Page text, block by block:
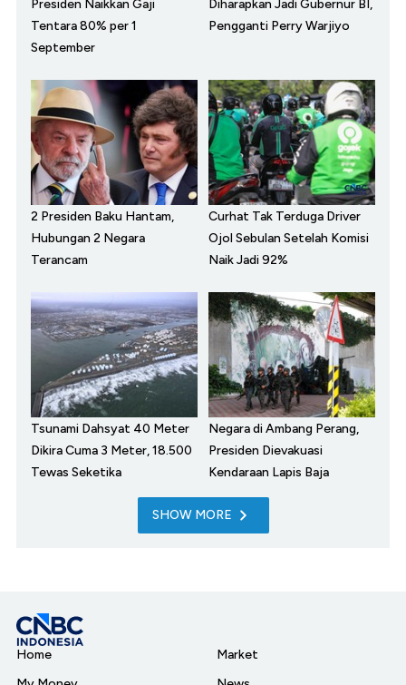
Presiden Naikkan Gaji
Tentara 80% per 1
September
Diharapkan Jadi Gubernur BI,
Pengganti Perry Warjiyo
2 Presiden Baku Hantam,
Hubungan 2 Negara
Terancam
Curhat Tak Terduga Driver
Ojol Sebulan Setelah Komisi
Naik Jadi 92%
Tsunami Dahsyat 40 Meter
Dikira Cuma 3 Meter, 18.500
Tewas Seketika
Negara di Ambang Perang,
Presiden Dievakuasi
Kendaraan Lapis Baja
SHOW MORE
Home
Market